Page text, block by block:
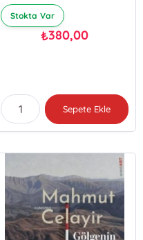
Stokta Var
₺380,00
Sepete Ekle